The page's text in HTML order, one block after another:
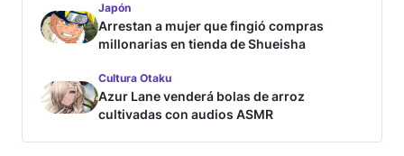
Japón
Arrestan a mujer que fingió compras
millonarias en tienda de Shueisha
Cultura Otaku
Azur Lane venderá bolas de arroz
cultivadas con audios ASMR